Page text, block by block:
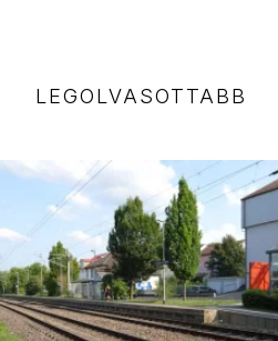
LEGOLVASOTTABB